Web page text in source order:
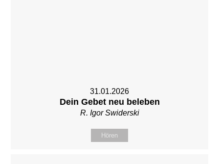
31.01.2026
Dein Gebet neu beleben
R. Igor Swiderski
Hören